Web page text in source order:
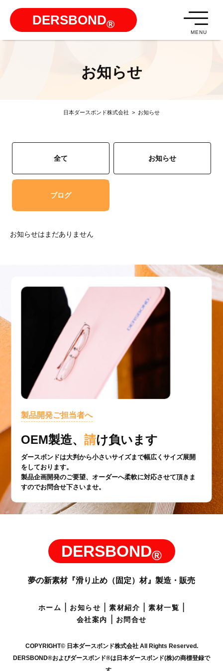
DERSBOND®
MENU
お知らせ
日本ダースボンド株式会社 > お知らせ
全て お知らせ
ブログ
お知らせはまだありません
製品開発ご担当者へ
OEM製造、請け負います
ダースボンドは大判から小さいサイズまで幅広くサイズ展開
をしております。
製品企画開発のご要望、オーダーへ柔軟に対応させて頂きま
すのでお問合せ下さいませ。
DERSBOND®
夢の新素材『滑り止め（固定）材』製造・販売
ホーム お知らせ |素材紹介 |素材一覧
会社案内 お問合せ
COPYRIGHT© 日本ダースボンド株式会社 All Rights Reserved.
DERSBOND®およびダースボンド®は日本ダースボンド(株)の商標登録で